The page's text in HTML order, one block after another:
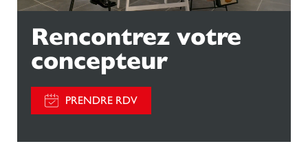
Rencontrez votre
concepteur
PRENDRE RDV